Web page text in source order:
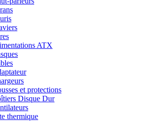
ATX
et protections
Disque Dur
thermique